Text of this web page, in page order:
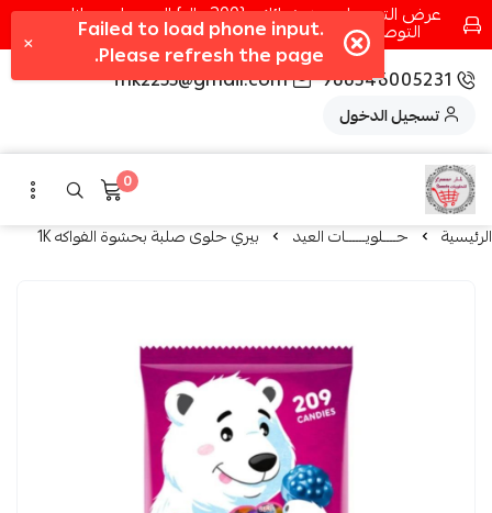
عرض التوصيل عند شرائك بـ{200ريال} التوصيل مجانا
التوصيل في مكه فقط كل اسبوع اصناف جديدة
966546005231
fhk2255@gmail.com
تسجيل الدخول
0
الرئيسية حــــلويــــــات العيد بيري حلوى صلبة بحشوة الفواكه 1K